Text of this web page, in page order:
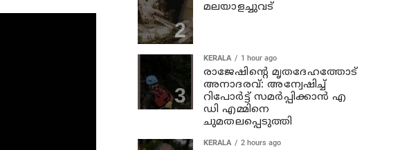
മലയാളച്ചുവട്
KERALA 1 hour ago
രാജേഷിന്റെ മൃതദേഹത്തോട്
അനാദരവ്: അന്വേഷിച്ച്
റിപോര്‍ട്ട് സമര്‍പ്പിക്കാന്‍ എ
ഡി എമ്മിനെ
ചുമതലപ്പെടുത്തി
KERALA 2 hours ago